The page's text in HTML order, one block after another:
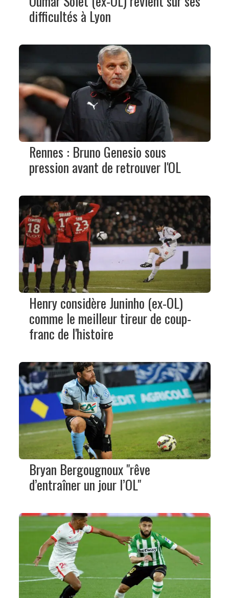
difficultés à Lyon
Rennes : Bruno Genesio sous
pression avant de retrouver l'OL
Henry considère Juninho (ex-OL)
comme le meilleur tireur de coup-
franc de l'histoire
Bryan Bergougnoux "rêve
d’entraîner un jour l’OL"